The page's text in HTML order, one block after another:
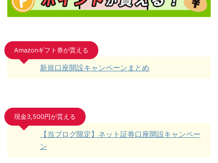
Amazonギフト券が貰える
新規口座開設キャンペーンまとめ
現金3,500円が貰える
【当ブログ限定】ネット証券口座開設キャンペー
ン